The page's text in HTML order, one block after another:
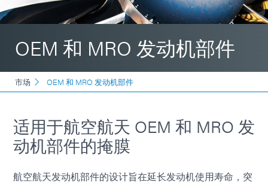
OEM 和 MRO 发动机部件
市场 OEM 和 MRO 发动机部件
适用于航空航天 OEM 和 MRO 发
动机部件的掩膜
航空航天发动机部件的设计旨在延长发动机使用寿命，突